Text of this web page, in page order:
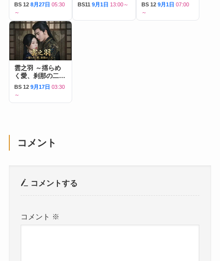
BS 12 8月27日 05:30
～
BS11 9月1日 13:00～ BS 12 9月1日 07:00
～
雲之羽 ～揺らめ
く愛、刹那の二人
～
BS 12 9月17日 03:30
～
コメント
コメントする
コメント ※